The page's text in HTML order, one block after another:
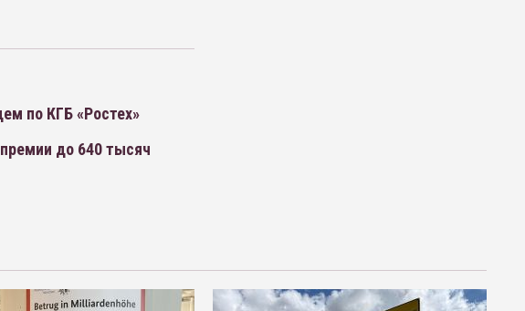
по КГБ «Ростех»
до 640 тысяч